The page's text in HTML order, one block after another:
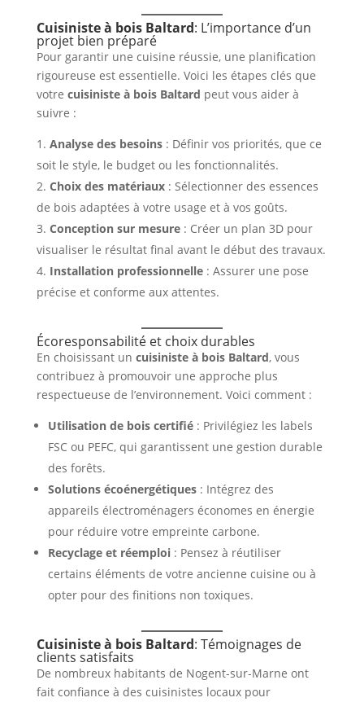
Cuisiniste à bois Baltard: L’importance d’un
projet bien préparé
Pour garantir une cuisine réussie, une planification
rigoureuse est essentielle. Voici les étapes clés que
votre cuisiniste à bois Baltard peut vous aider à
suivre :
Analyse des besoins: Définir vos priorités, que ce
soit le style, le budget ou les fonctionnalités.
Choix des matériaux: Sélectionner des essences
de bois adaptées à votre usage et à vos goûts.
Conception sur mesure: Créer un plan 3D pour
visualiser le résultat final avant le début des travaux.
Installation professionnelle: Assurer une pose
précise et conforme aux attentes.
Écoresponsabilité et choix durables
En choisissant un cuisiniste à bois Baltard, vous
contribuez à promouvoir une approche plus
respectueuse de l’environnement. Voici comment :
Utilisation de bois certifié: Privilégiez les labels
FSC ou PEFC, qui garantissent une gestion durable
des forêts.
Solutions écoénergétiques: Intégrez des
appareils électroménagers économes en énergie
pour réduire votre empreinte carbone.
Recyclage et réemploi: Pensez à réutiliser
certains éléments de votre ancienne cuisine ou à
opter pour des finitions non toxiques.
Cuisiniste à bois Baltard: Témoignages de
clients satisfaits
De nombreux habitants de Nogent-sur-Marne ont
fait confiance à des cuisinistes locaux pour